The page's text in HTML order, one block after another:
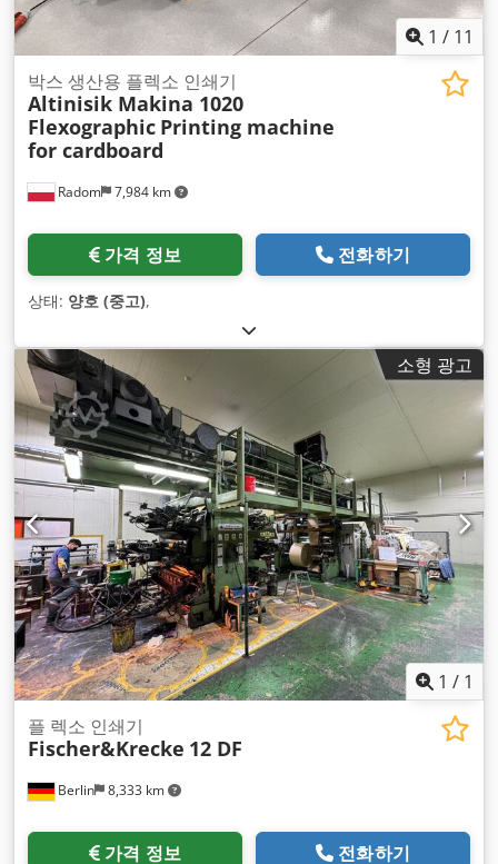
1 / 11
Radom 7,984 km
박스 생산용 플렉소 인쇄기
Altinisik Makina 1020
Flexographic Printing machine
for cardboard
가격 정보 전화하기
상태: 양호 (중고),
소형 광고
1 / 1
Berlin 8,333 km
플 렉소 인쇄기
Fischer&Krecke 12 DF
가격 정보 전화하기